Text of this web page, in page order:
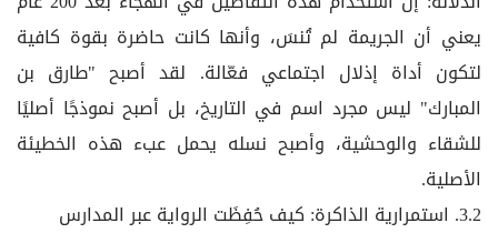
يعني أن الجريمة لم تُنسَ، وأنها كانت حاضرة بقوة كافية
لتكون أداة إذلال اجتماعي فعّالة. لقد أصبح "طارق بن
المبارك" ليس مجرد اسم في التاريخ، بل أصبح نموذجًا أصليًا
للشقاء والوحشية، وأصبح نسله يحمل عبء هذه الخطيئة
الأصلية.
3.2. استمرارية الذاكرة: كيف حُفِظَت الرواية عبر المدارس